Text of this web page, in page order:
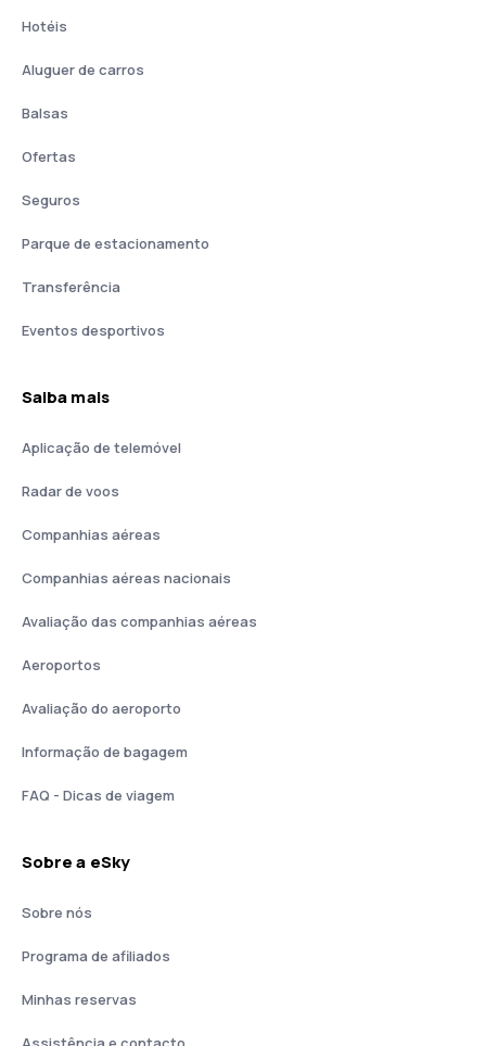
Hotéis
Aluguer de carros
Balsas
Ofertas
Seguros
Parque de estacionamento
Transferência
Eventos desportivos
Saiba mais
Aplicação de telemóvel
Radar de voos
Companhias aéreas
Companhias aéreas nacionais
Avaliação das companhias aéreas
Aeroportos
Avaliação do aeroporto
Informação de bagagem
FAQ - Dicas de viagem
Sobre a eSky
Sobre nós
Programa de afiliados
Minhas reservas